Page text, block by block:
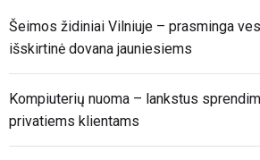
Šeimos židiniai Vilniuje – prasminga
išskirtinė dovana jauniesiems
Kompiuterių nuoma – lankstus
privatiems klientams